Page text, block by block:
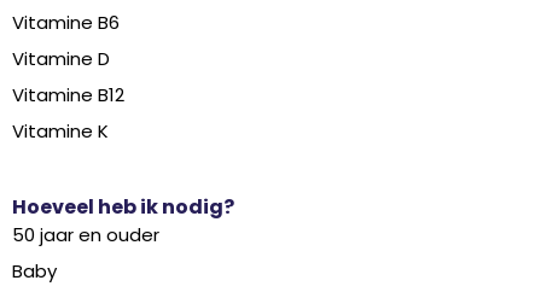
Vitamine B6
Vitamine D
Vitamine B12
Vitamine K
Hoeveel heb ik nodig?
50 jaar en ouder
Baby